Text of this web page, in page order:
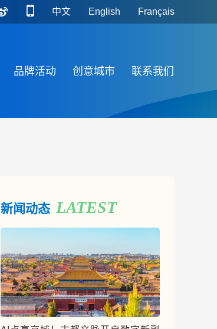
Français
English
中文
品牌活动 创意城市 联系我们
新闻动态 LATEST